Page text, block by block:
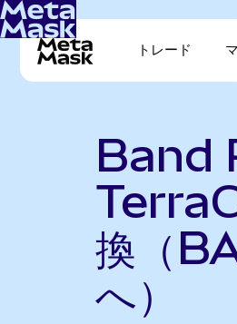
トレード
Band
換（
へ）